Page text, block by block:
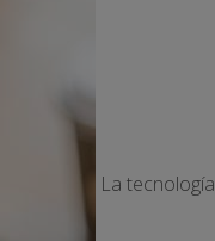
La tecnología